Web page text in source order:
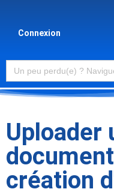
Connexion
Search
for:
Uploader
création